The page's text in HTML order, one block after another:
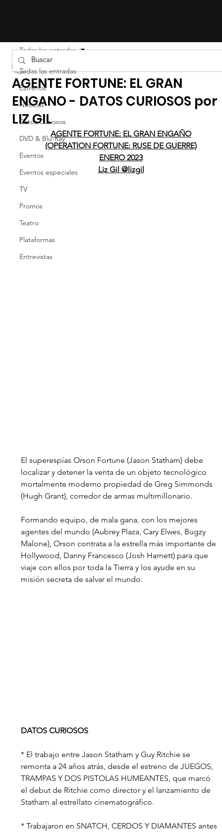
Todas las entradas
Estrenos
Noticias
Datos Curiosos
DVD & Blu-Ray
Eventos
Eventos especiales
TV
Promos
Teatro
Plataformas
Entrevistas
Todas las entradas
AGENTE FORTUNE: EL GRAN
ENGANO - DATOS CURIOSOS por
LIZ GIL
AGENTE FORTUNE: EL GRAN ENGAÑO
(OPERATION FORTUNE: RUSE DE GUERRE)
ENERO 2023
Liz Gil @lizgil
El superespías Orson Fortune (Jason Statham) debe
localizar y detener la venta de un objeto tecnológico
mortalmente moderno propiedad de Greg Simmonds
(Hugh Grant), corredor de armas multimillonario.
Formando equipo, de mala gana, con los mejores
agentes del mundo (Aubrey Plaza, Cary Elwes, Bugzy
Malone), Orson contrata a la estrella más importante de
Hollywood, Danny Francesco (Josh Harnett) para que
viaje con ellos por toda la Tierra y los ayude en su
misión secreta de salvar el mundo.
DATOS CURIOSOS
* El trabajo entre Jason Statham y Guy Ritchie se
remonta a 24 años atrás, desde el estreno de JUEGOS,
TRAMPAS Y DOS PISTOLAS HUMEANTES, que marcó
el debut de Ritchie como director y el lanzamiento de
Statham al estrellato cinematográfico.
* Trabajaron en SNATCH, CERDOS Y DIAMANTES antes